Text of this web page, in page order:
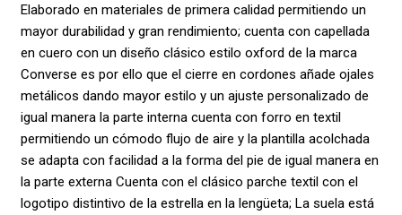
Elaborado en materiales de primera calidad permitiendo un
mayor durabilidad y gran rendimiento; cuenta con capellada
en cuero con un diseño clásico estilo oxford de la marca
Converse es por ello que el cierre en cordones añade ojales
metálicos dando mayor estilo y un ajuste personalizado de
igual manera la parte interna cuenta con forro en textil
permitiendo un cómodo flujo de aire y la plantilla acolchada
se adapta con facilidad a la forma del pie de igual manera en
la parte externa Cuenta con el clásico parche textil con el
logotipo distintivo de la estrella en la lengüeta; La suela está